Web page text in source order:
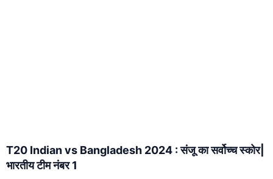
T20 Indian vs Bangladesh 2024 : संजू का सर्वोच्च स्कोर|
भारतीय टीम नंबर 1